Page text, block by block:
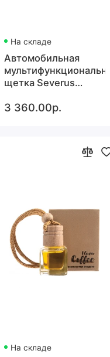
На складе
Автомобильная
щетка Severus
3 360.00р.
На складе